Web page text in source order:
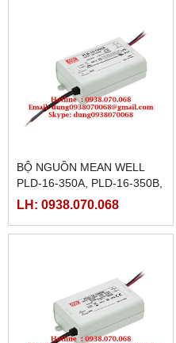
BỘ NGUỒN MEAN WELL
PLD-16-350A, PLD-16-350B,
PLD-16-700A, PLD-16-700B
LH: 0938.070.068